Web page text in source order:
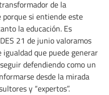
de la
porque si entiende este
la educación. Es
21 de junio valoramos
que puede generar
defendiendo como un
desde la mirada
y “expertos”.